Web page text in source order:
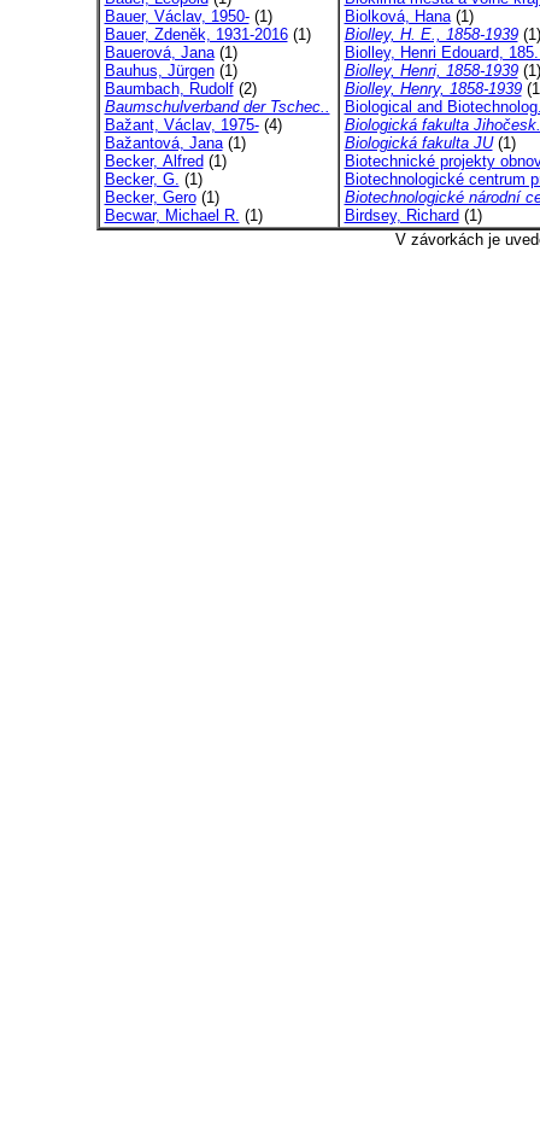
Bauer, Václav, 1950-(1)
Bauer, Zdeněk, 1931-2016(1)
Bauerová, Jana(1)
Bauhus, Jürgen(1)
Baumbach, Rudolf(2)
Baumschulverband der Tschec..
Bažant, Václav, 1975-(4)
Bažantová, Jana(1)
Becker, Alfred (1)
Becker, G. (1)
Becker, Gero(1)
Becwar, Michael R. (1)
Biolková, Hana(1)
Biolley, H. E., 1858-1939(1)
Biolley, Henri Edouard,
Biolley, Henri, 1858-1939(1)
Biolley, Henry, 1858-1939
Biological and
Biologická fakulta
Biologická fakulta JU(1)
Biotechnické projekty
Biotechnologické centrum
Biotechnologické národní
Birdsey, Richard (1)
V závorkách je